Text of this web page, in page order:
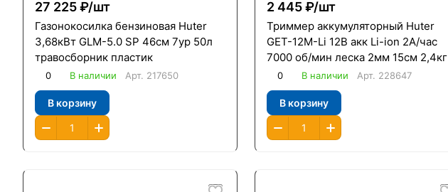
27 225 ₽/шт
Газонокосилка бензиновая Huter
3,68кВт GLM-5.0 SP 46см 7ур 50л
травосборник пластик
0 В наличии Арт. 217650
В корзину
2 445 ₽/шт
Триммер аккумуляторный Huter
GET-12М-Li 12В акк Li-ion 2А/час
7000 об/мин леска 2мм 15см 2,4кг
0 В наличии Арт. 228647
В корзину